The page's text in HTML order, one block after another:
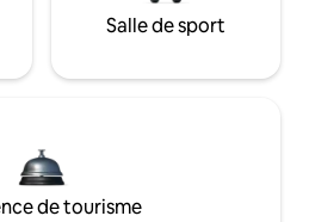
Salle de sport
de tourisme